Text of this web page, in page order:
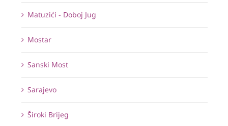
Matuzići - Doboj Jug
Mostar
Sanski Most
Sarajevo
Široki Brijeg